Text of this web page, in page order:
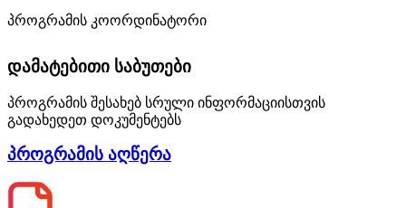
პროგრამის კოორდინატორი
დამატებითი საბუთები
პროგრამის შესახებ სრული ინფორმაციისთვის
გადახედეთ დოკუმენტებს
პროგრამის აღწერა